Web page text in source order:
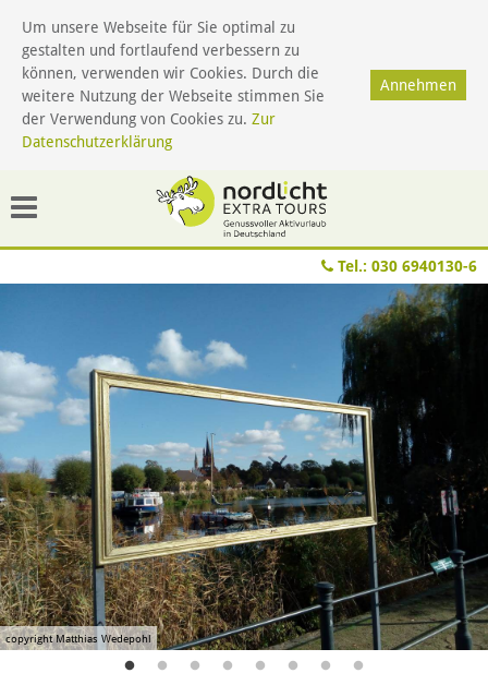
Menü
Tel.: 030 6940130-6
copyright Matthias Wedepohl
Um unsere Webseite für Sie optimal zu
gestalten und fortlaufend verbessern zu
können, verwenden wir Cookies. Durch die
weitere Nutzung der Webseite stimmen Sie
der Verwendung von Cookies zu. Zur
Datenschutzerklärung
Annehmen